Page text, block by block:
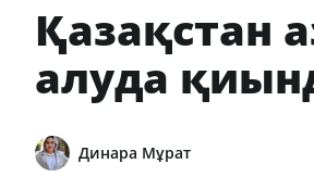
Қазақстан
алуда
Динара Мұрат